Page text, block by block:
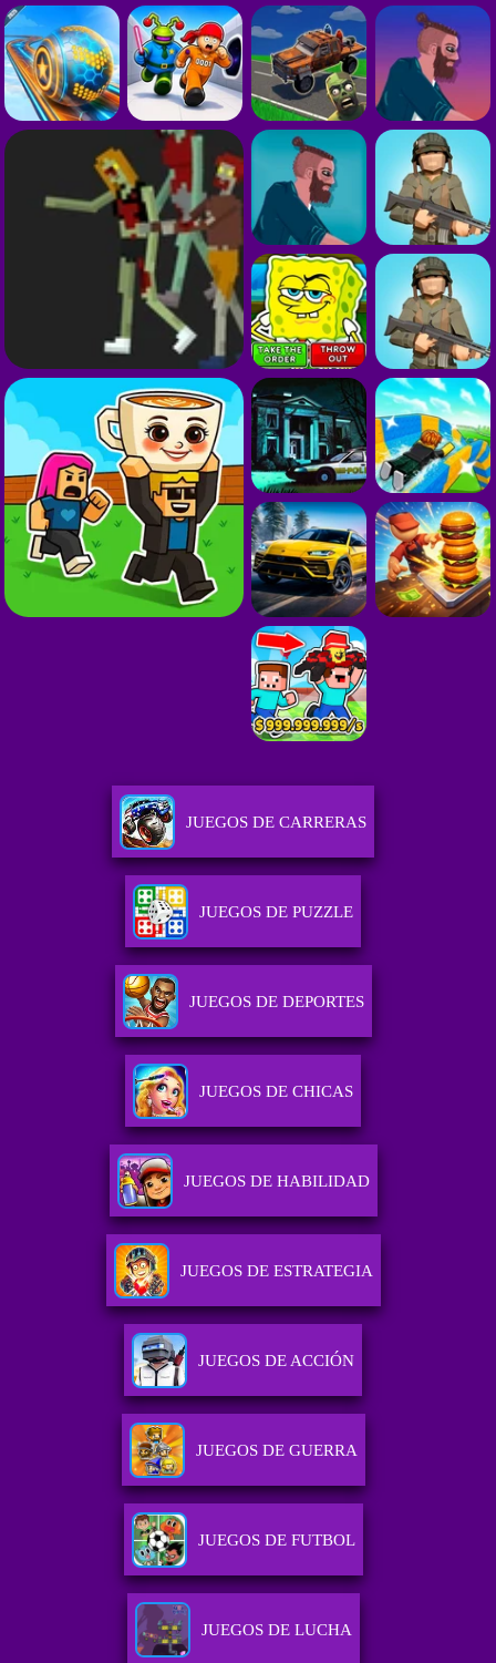
JUEGOS DE CARRERAS
JUEGOS DE PUZZLE
JUEGOS DE DEPORTES
JUEGOS DE CHICAS
JUEGOS DE HABILIDAD
JUEGOS DE ESTRATEGIA
JUEGOS DE ACCIÓN
JUEGOS DE GUERRA
JUEGOS DE FUTBOL
JUEGOS DE LUCHA